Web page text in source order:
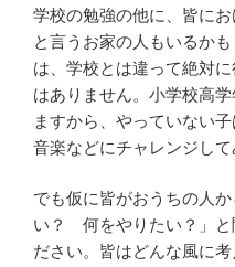
学校の勉強の他に、皆に
と言うお家の人もいるか
は、学校とは違って絶対
はありません。小学校高
ますから、やっていない
音楽などにチャレンジして
でも仮に皆がおうちの人
い？ 何をやりたい？」と
ださい。皆はどんな風に